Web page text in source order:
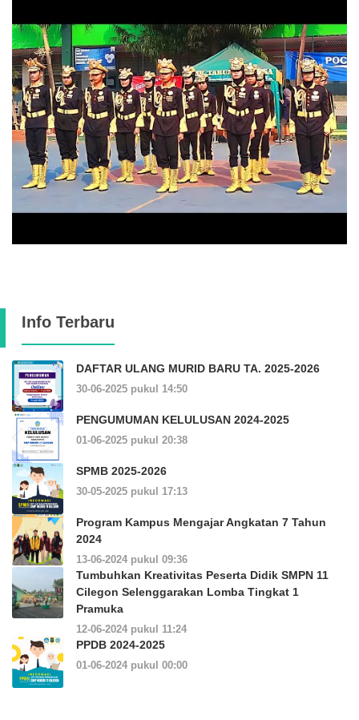
Info Terbaru
DAFTAR ULANG MURID BARU TA. 2025-2026
30-06-2025 pukul 14:50
PENGUMUMAN KELULUSAN 2024-2025
01-06-2025 pukul 20:38
SPMB 2025-2026
30-05-2025 pukul 17:13
Program Kampus Mengajar Angkatan 7 Tahun
2024
13-06-2024 pukul 09:36
Tumbuhkan Kreativitas Peserta Didik SMPN 11
Cilegon Selenggarakan Lomba Tingkat 1
Pramuka
12-06-2024 pukul 11:24
PPDB 2024-2025
01-06-2024 pukul 00:00